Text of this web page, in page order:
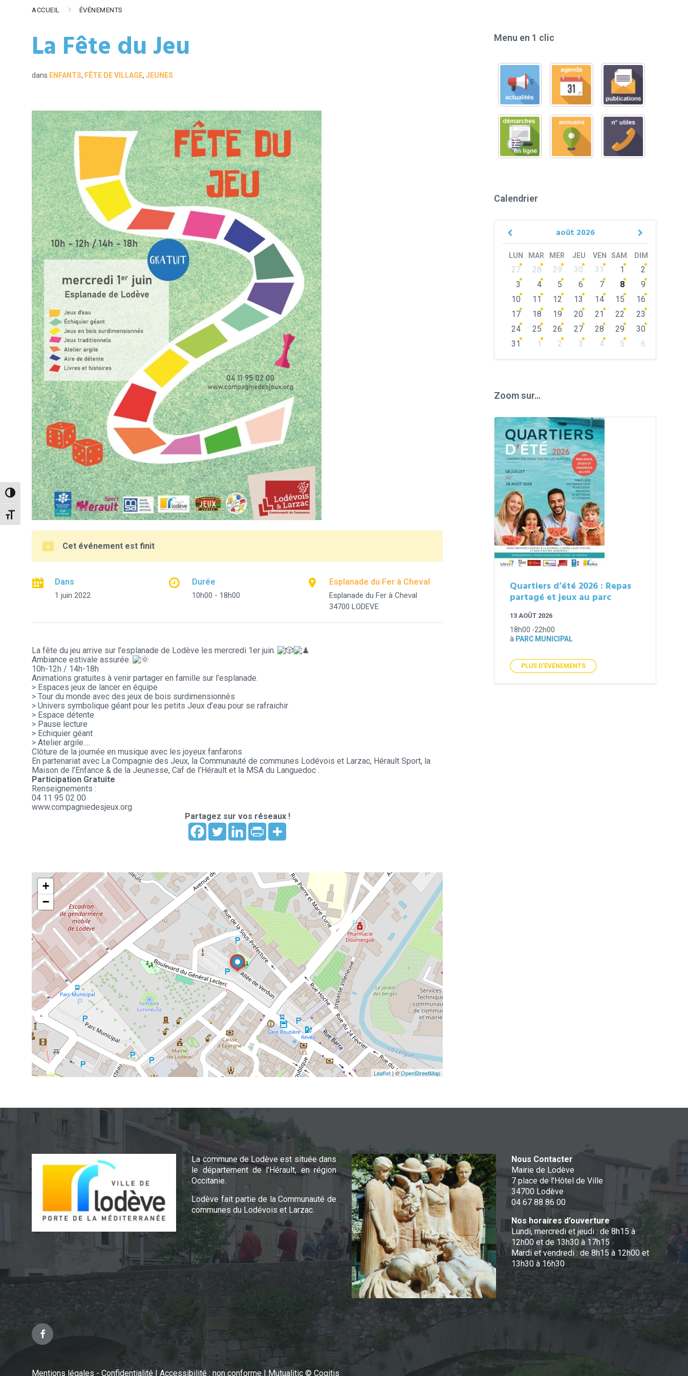
Passer en contraste élevé
Changer la taille de la police
ACCUEIL ÉVÉNEMENTS
La Fête du Jeu
dans ENFANTS, FÊTE DE VILLAGE, JEUNES
Cet événement est finit
Dans
1 juin 2022
Durée
10h00 - 18h00
Esplanade du Fer à Cheval
Esplanade du Fer à Cheval
34700 LODEVE
La fête du jeu arrive sur l’esplanade de Lodève les mercredi 1er juin.
Ambiance estivale assurée.
10h-12h / 14h-18h
Animations gratuites à venir partager en famille sur l’esplanade.
> Espaces jeux de lancer en équipe
> Tour du monde avec des jeux de bois surdimensionnés
> Univers symbolique géant pour les petits Jeux d’eau pour se rafraichir
> Espace détente
> Pause lecture
> Echiquier géant
> Atelier argile….
Clôture de la journée en musique avec les joyeux fanfarons
En partenariat avec La Compagnie des Jeux, la Communauté de communes Lodévois et Larzac, Hérault Sport, la
Maison de l’Enfance & de la Jeunesse, Caf de l’Hérault et la MSA du Languedoc .
Participation Gratuite
Renseignements :
04 11 95 02 00
www.compagniedesjeux.org
Partagez sur vos réseaux !
+
−
Leaflet | ©OpenStreetMap
Menu en 1 clic
Calendrier
août 2026
Previous
Next
LUN MAR MER JEU VEN SAM DIM
Skip
calendar
days
27 28 29 30 31 1
2
3
4 5 6 7 8
9
10
11 12 13 14 15
16
17
18 19 20 21 22
23
24
25 26 27 28 29
30
31
1 2 3 4 5
6
Zoom sur…
Quartiers d’été 2026 : Repas
partagé et jeux au parc
13 AOÛT 2026
18h00 -22h00
à PARC MUNICIPAL
PLUS D'ÉVÉNEMENTS
La commune de Lodève est située dans
le département de l'Hérault, en région
Occitanie.
Lodève fait partie de la Communauté de
communes du Lodévois et Larzac.
Nous Contacter
Mairie de Lodève
7 place de l'Hôtel de Ville
34700 Lodève
04 67 88 86 00
Nos horaires d’ouverture
Lundi, mercredi et jeudi : de 8h15 à
12h00 et de 13h30 à 17h15
Mardi et vendredi : de 8h15 à 12h00 et
13h30 à 16h30
Facebook
Mentions légales - Confidentialité Accessibilité : non conforme Mutualitic © Cogitis